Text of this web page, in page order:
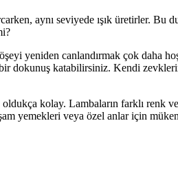
aynı seviyede ışık üretirler. Bu
yeniden canlandırmak çok daha
dokunuş katabilirsiniz. Kendi
kolay. Lambaların farklı renk
yemekleri veya özel anlar için